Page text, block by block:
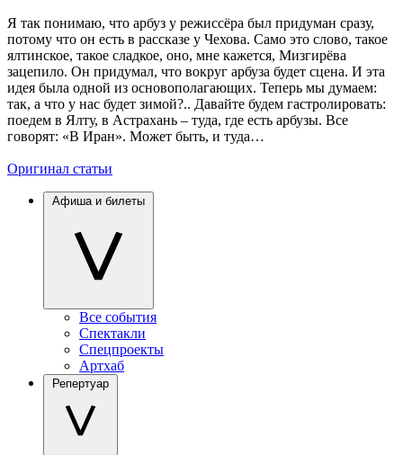
Я так понимаю, что арбуз у режиссёра был придуман сразу,
потому что он есть в рассказе у Чехова. Само это слово, такое
ялтинское, такое сладкое, оно, мне кажется, Мизгирёва
зацепило. Он придумал, что вокруг арбуза будет сцена. И эта
идея была одной из основополагающих. Теперь мы думаем:
так, а что у нас будет зимой?.. Давайте будем гастролировать:
поедем в Ялту, в Астрахань – туда, где есть арбузы. Все
говорят: «В Иран». Может быть, и туда…
Оригинал статьи
Афиша и билеты
Все события
Спектакли
Спецпроекты
Артхаб
Репертуар